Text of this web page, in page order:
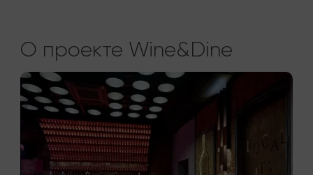
О проекте Wine&Dine